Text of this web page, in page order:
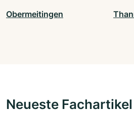
Obermeitingen
Neueste Fachartikel